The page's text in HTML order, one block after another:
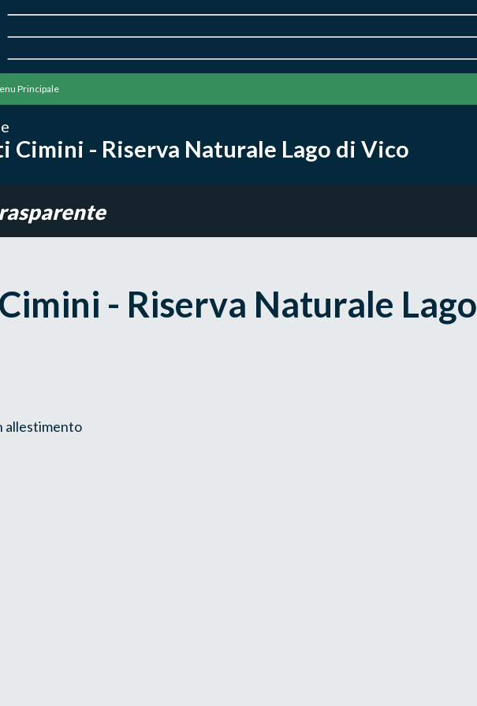
Principale
Cimini - Riserva Naturale Lago di Vico
- Riserva Naturale Lago
allestimento